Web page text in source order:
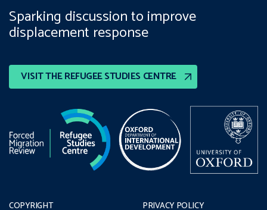
VISIT THE REFUGEE STUDIES CENTRE
Sparking discussion to improve
displacement response
COPYRIGHT PRIVACY POLICY